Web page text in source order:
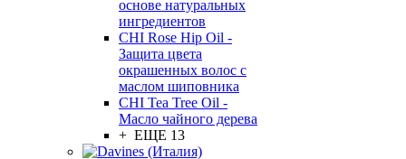
основе натуральных
ингредиентов
CHI Rose Hip Oil -
Защита цвета
окрашенных волос с
маслом шиповника
CHI Tea Tree Oil -
Масло чайного дерева
+ ЕЩЕ 13